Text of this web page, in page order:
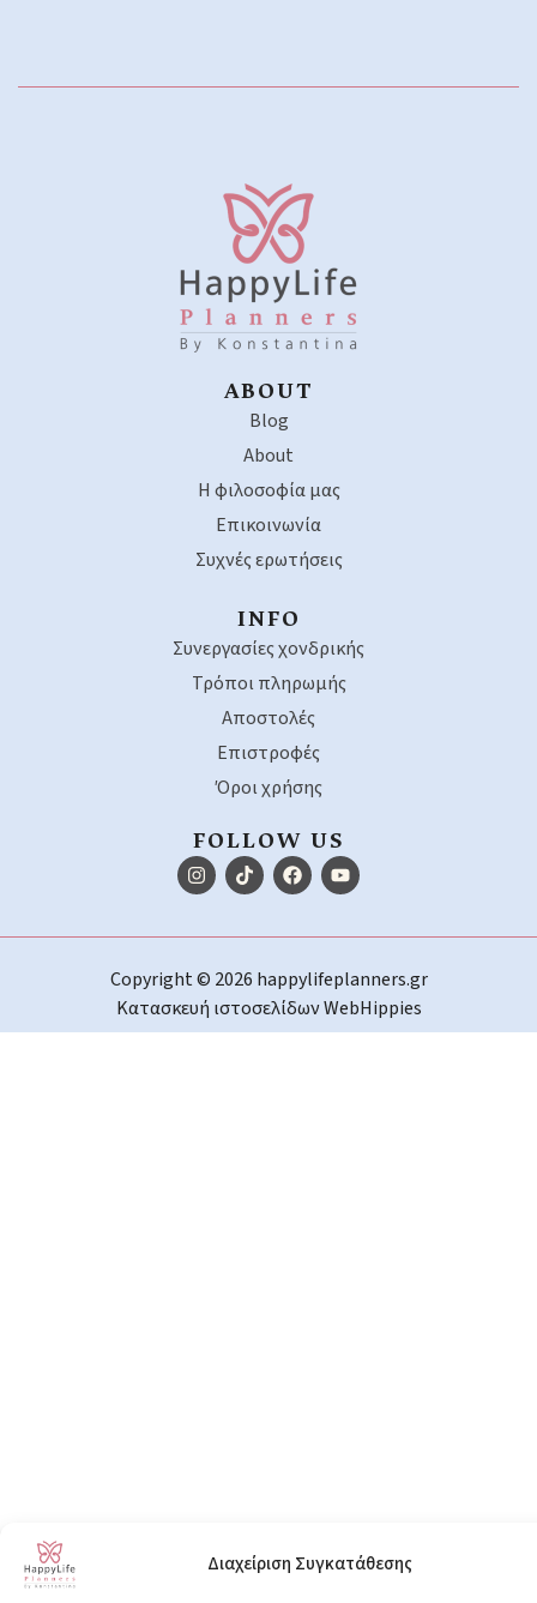
Διαχείριση Συγκατάθεσης
ABOUT
Blog
About
Η φιλοσοφία μας
Επικοινωνία
Συχνές ερωτήσεις
INFO
Συνεργασίες χονδρικής
Τρόποι πληρωμής
Αποστολές
Επιστροφές
Όροι χρήσης
FOLLOW US
Copyright © 2026 happylifeplanners.gr
Κατασκευή ιστοσελίδωνWebHippies